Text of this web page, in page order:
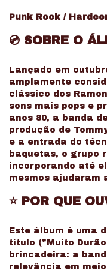
Punk Rock /
💿 SOBRE O
Lançado em
amplamente
clássico dos
sons mais pops e
anos 80, a banda
produção de
e a entrada do
baquetas, o grupo
incorporando até
mesmos ajudaram
⭐ POR QUE
Este álbum é uma
título ("Muito
brincadeira: a
relevância em